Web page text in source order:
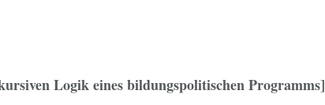
Logik eines bildungspolitischen Programms]